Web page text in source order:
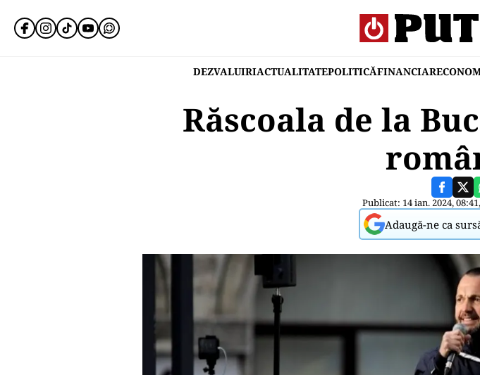
DEZVALUIRIACTUALITATEPOLITICĂFINANCIAR
Răscoala de la
Publicat: 14 ian. 2024,
Adaugă-ne ca